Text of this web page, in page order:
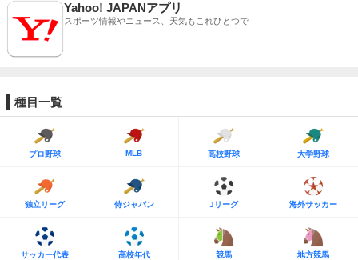
Yahoo! JAPANアプリ
スポーツ情報やニュース、天気もこれひとつで
種目一覧
プロ野球 MLB 高校野球 大学野球
独立リーグ 侍ジャパン Jリーグ 海外サッカー
サッカー代表 高校年代 競馬 地方競馬